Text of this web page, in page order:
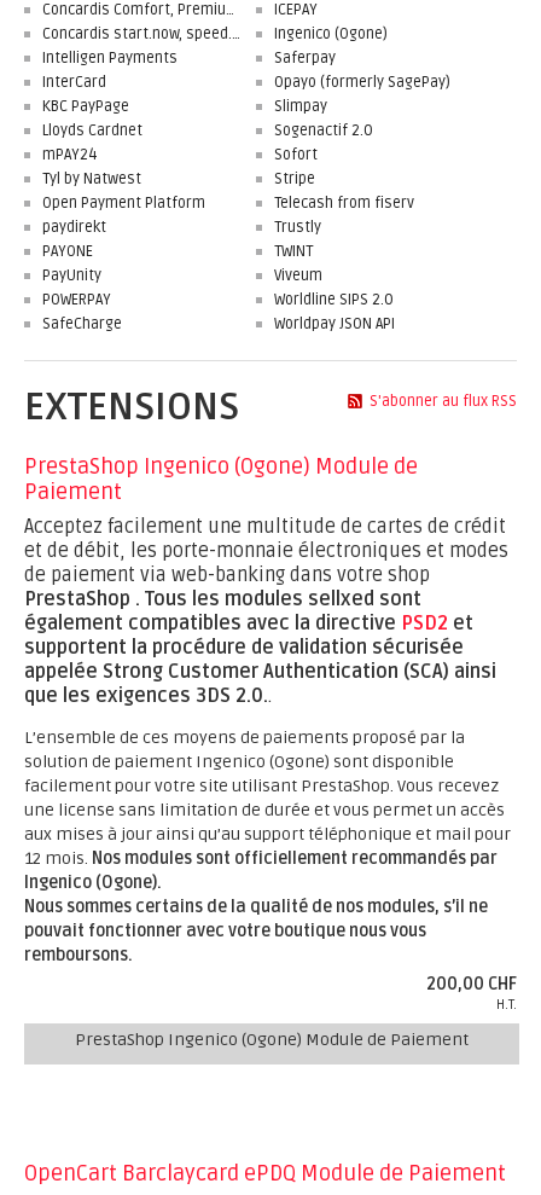
Concardis Comfort, Premium, Professional
Concardis start.now, speed.up, flex.pro
ICEPAY
Ingenico (Ogone)
Intelligen Payments
InterCard
KBC PayPage
Lloyds Cardnet
mPAY24
Tyl by Natwest
Open Payment Platform
paydirekt
PAYONE
PayUnity
POWERPAY
SafeCharge
Saferpay
Opayo (formerly SagePay)
Slimpay
Sogenactif 2.0
Sofort
Stripe
Telecash from fiserv
Trustly
TWINT
Viveum
Worldline SIPS 2.0
Worldpay JSON API
S'abonner au flux RSS
EXTENSIONS
PrestaShop Ingenico (Ogone) Module de
Paiement
Acceptez facilement une multitude de cartes de crédit
et de débit, les porte-monnaie électroniques et modes
de paiement via web-banking dans votre shop
PrestaShop . Tous les modules sellxed sont
également compatibles avec la directive PSD2 et
supportent la procédure de validation sécurisée
appelée Strong Customer Authentication (SCA) ainsi
que les exigences 3DS 2.0..
L’ensemble de ces moyens de paiements proposé par la
solution de paiement Ingenico (Ogone) sont disponible
facilement pour votre site utilisant PrestaShop. Vous recevez
une license sans limitation de durée et vous permet un accès
aux mises à jour ainsi qu’au support téléphonique et mail pour
12 mois. Nos modules sont officiellement recommandés par
Ingenico (Ogone).
Nous sommes certains de la qualité de nos modules, s’il ne
pouvait fonctionner avec votre boutique nous vous
remboursons.
200,00 CHF
H.T.
PrestaShop Ingenico (Ogone) Module de Paiement
OpenCart Barclaycard ePDQ Module de Paiement